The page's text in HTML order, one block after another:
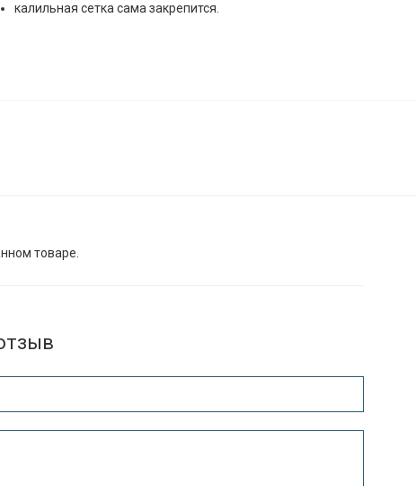
калильная сетка сама закрепится.
товаре.